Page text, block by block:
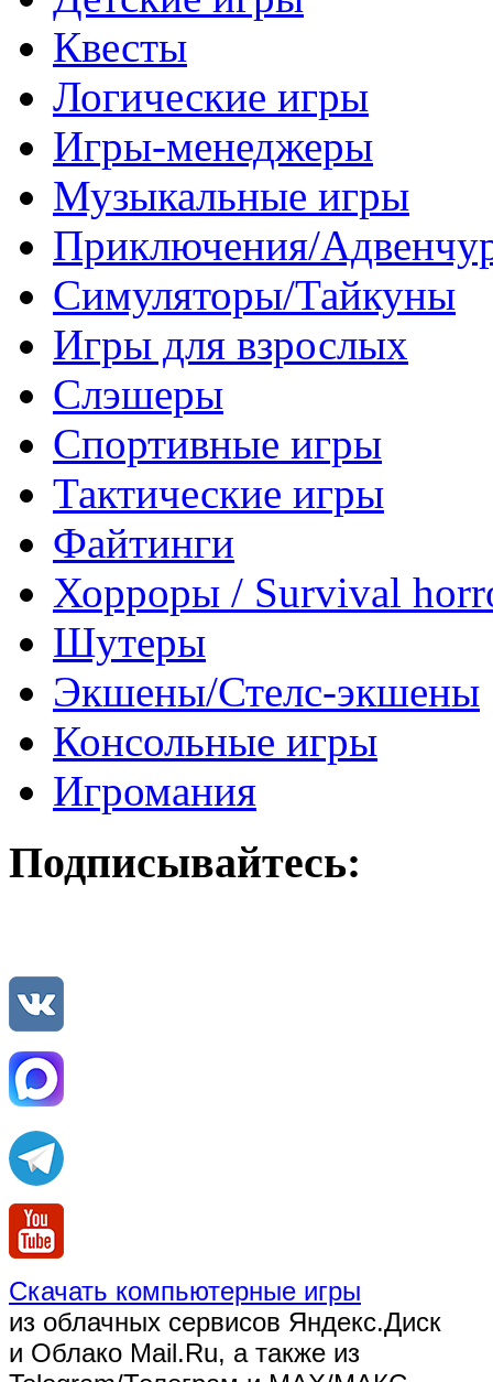
Квесты
Логические игры
Игры-менеджеры
Музыкальные игры
Приключения/
Симуляторы/Тайкуны
Игры для взрослых
Слэшеры
Спортивные игры
Тактические игры
Файтинги
Хорроры / Survival
Шутеры
Экшены/Стелс-экшены
Консольные игры
Игромания
Подписывайтесь:
Скачать компьютерные игры
из облачных сервисов Яндекс.Диск
и Облако Mail.Ru, а также из